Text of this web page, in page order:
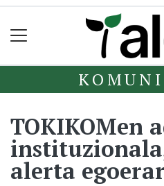
TOKIKOMen
alerta